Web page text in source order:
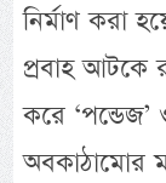
নির্মাণ করা
প্রবাহ আটকে
করে
অবকাঠামোর